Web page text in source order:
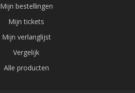
Mijn bestellingen
Mijn tickets
Mijn verlanglijst
Vergelijk
Alle producten